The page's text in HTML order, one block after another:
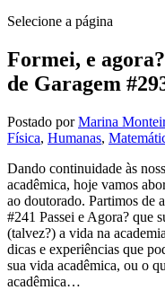
Selecione a página
Formei, e
de Garagem
Postado porMarina
Física, Humanas,
Dando continuidade às
acadêmica, hoje vamos
ao doutorado. Partimos de
#241 Passei e Agora? que
(talvez?) a vida na
dicas e experiências que
sua vida acadêmica, ou o
acadêmica…